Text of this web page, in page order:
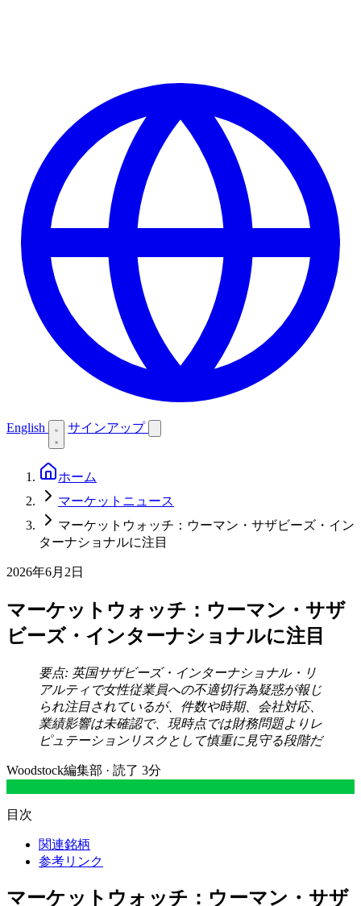
English サインアップ
ホーム
マーケットニュース
マーケットウォッチ：ウーマン・サザビーズ・イン
ターナショナルに注目
2026年6月2日
マーケットウォッチ：ウーマン・サザ
ビーズ・インターナショナルに注目
要点: 英国サザビーズ・インターナショナル・リ
アルティで女性従業員への不適切行為疑惑が報じ
られ注目されているが、件数や時期、会社対応、
業績影響は未確認で、現時点では財務問題よりレ
ピュテーションリスクとして慎重に見守る段階だ
Woodstock編集部 · 読了 3分
目次
関連銘柄
参考リンク
マーケットウォッチ：ウーマン・サザ